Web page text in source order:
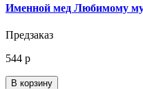
Именной мед Любимому
Предзаказ
544 р
В корзину